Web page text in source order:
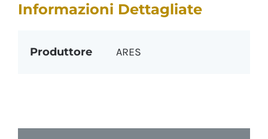
Informazioni Dettagliate
Produttore ARES